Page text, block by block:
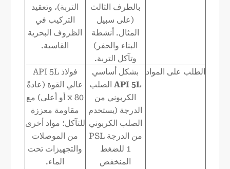
بالطرف الثالث
(على سبيل
المثال. أنشطة
البناء والحفر)
وتآكل التربة.
التربة)، وتعقيد
التركيب في
الظروف البحرية
القاسية.
الطلب على المواد
بشكل أساسي
API 5L الصلب
الكربوني من
الدرجة (يستخدم
الصلب الكربوني
من الدرجة PSL
1 للضغط
المنخفض
فولاذ API 5L
عالي القوة (عادةً
x 80 أو أعلى) مع
مقاومة معززة
للتآكل؛ مواد أخرى
من الموصلات
والتجهيزات تحت
الماء.